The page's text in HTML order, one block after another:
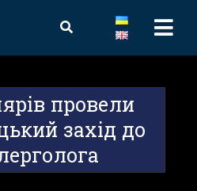
провели
захід до